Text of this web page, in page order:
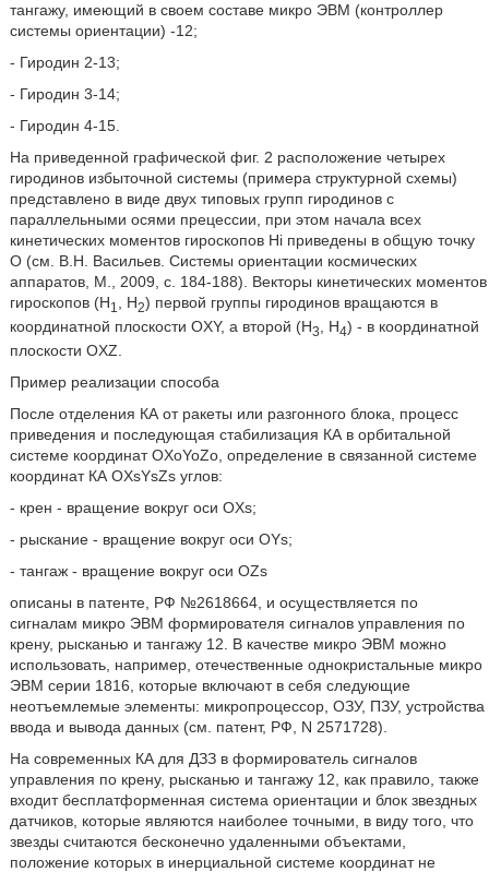
тангажу, имеющий в своем составе микро ЭВМ (контроллер
системы ориентации) -12;
- Гиродин 2-13;
- Гиродин 3-14;
- Гиродин 4-15.
На приведенной графической фиг. 2 расположение четырех
гиродинов избыточной системы (примера структурной схемы)
представлено в виде двух типовых групп гиродинов с
параллельными осями прецессии, при этом начала всех
кинетических моментов гироскопов Hi приведены в общую точку
О (см. В.Н. Васильев. Системы ориентации космических
аппаратов, М., 2009, с. 184-188). Векторы кинетических моментов
гироскопов (H1 , Н2) первой группы гиродинов вращаются в
координатной плоскости OXY, а второй (Н3 , Н4) - в координатной
плоскости OXZ.
Пример реализации способа
После отделения КА от ракеты или разгонного блока, процесс
приведения и последующая стабилизация КА в орбитальной
системе координат OXoYoZo, определение в связанной системе
координат КА OXsYsZs углов:
- крен - вращение вокруг оси OXs;
- рыскание - вращение вокруг оси OYs;
- тангаж - вращение вокруг оси OZs
описаны в патенте, РФ №2618664, и осуществляется по
сигналам микро ЭВМ формирователя сигналов управления по
крену, рысканью и тангажу 12. В качестве микро ЭВМ можно
использовать, например, отечественные однокристальные микро
ЭВМ серии 1816, которые включают в себя следующие
неотъемлемые элементы: микропроцессор, ОЗУ, ПЗУ, устройства
ввода и вывода данных (см. патент, РФ, N 2571728).
На современных КА для ДЗЗ в формирователь сигналов
управления по крену, рысканью и тангажу 12, как правило, также
входит бесплатформенная система ориентации и блок звездных
датчиков, которые являются наиболее точными, в виду того, что
звезды считаются бесконечно удаленными объектами,
положение которых в инерциальной системе координат не